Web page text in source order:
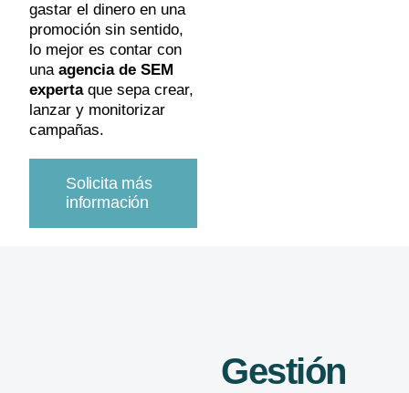
gastar el dinero en una
promoción sin sentido,
lo mejor es contar con
una agencia de SEM
experta que sepa crear,
lanzar y monitorizar
campañas.
Solicita más
información
Gestión